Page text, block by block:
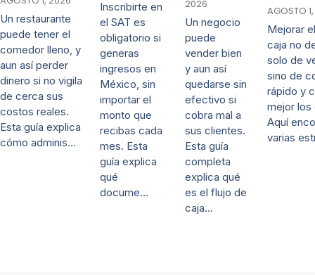
Un restaurante
puede tener el
comedor lleno, y
aun así perder
dinero si no vigila
de cerca sus
costos reales.
Esta guía explica
cómo adminis…
Inscribirte en
el SAT es
obligatorio si
generas
ingresos en
México, sin
importar el
monto que
recibas cada
mes. Esta
guía explica
qué
docume…
2026
Un negocio
puede
vender bien
y aun así
quedarse sin
efectivo si
cobra mal a
sus clientes.
Esta guía
completa
explica qué
es el flujo de
caja…
AGOSTO
Mejorar
caja no
solo de
sino de
rápido y
mejor los
Aquí
varias